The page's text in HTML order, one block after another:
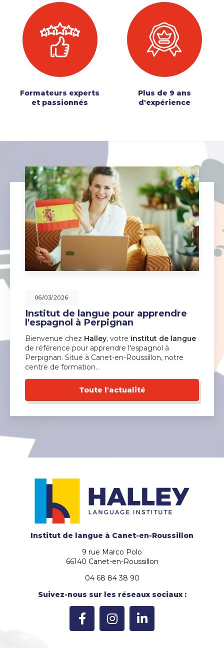
Formateurs experts
et passionnés
Plus de 9 ans
d'expérience
06/03/2026
Institut de langue pour apprendre
l'espagnol à Perpignan
Bienvenue chez Halley, votre institut de langue
de référence pour apprendre l'espagnol à
Perpignan. Situé à Canet-en-Roussillon, notre
centre de formation…
Toute l'actualité
Institut de langue à Canet-en-Roussillon
9 rue Marco Polo
66140 Canet-en-Roussillon
04 68 84 38 90
Suivez-nous sur les réseaux sociaux :